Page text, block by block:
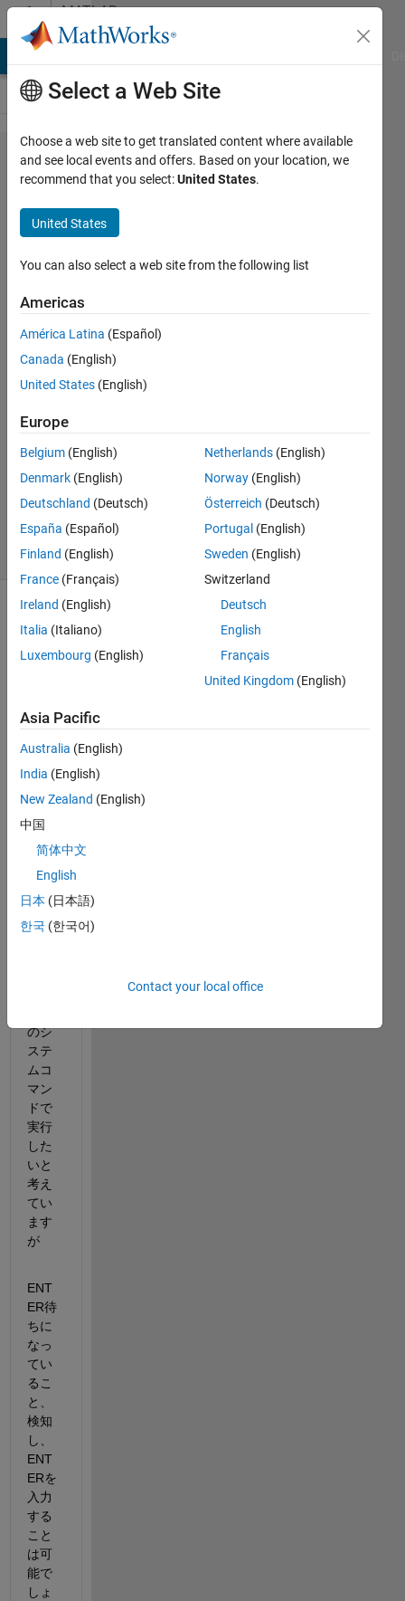
Skip to contentMATLAB
Answers
システ
ムコマ
ンド使
用中に
ENTER
を入力
したい
28 Jun
2018
1 Answer
Answer
Accepted
Updated
13 Views
(30 days)
の途
中で
ENT
ERを
入力
する
まで
一時
停止
する
EXE
ファ
のシ
ステ
ムコ
マン
ドで
実行
した
いと
考え
てい
ます
が
ENT
ER待
ちに
なっ
てい
るこ
と、
検知
し、
ENT
ERを
入力
する
こと
は可
能で
しょ
Select a Web Site
Choose a web site to get translated content where available
and see local events and offers. Based on your location, we
recommend that you select:United States.
United States
You can also select a web site from the following list
Americas
América Latina (Español)
Canada (English)
United States (English)
Europe
Belgium (English)
Denmark (English)
Deutschland (Deutsch)
España (Español)
Finland (English)
France (Français)
Ireland (English)
Italia (Italiano)
Luxembourg (English)
Netherlands (English)
Norway (English)
Österreich (Deutsch)
Portugal (English)
Sweden (English)
Switzerland
Deutsch
English
Français
United Kingdom (English)
Asia Pacific
Australia (English)
India (English)
New Zealand (English)
中国
简体中文
English
日本 (日本語)
한국 (한국어)
Contact your local office